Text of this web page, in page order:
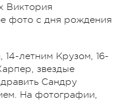
Виктория
фото с дня рождения
14-летним Крузом, 16-
звездые
Сандру
На фотографии,